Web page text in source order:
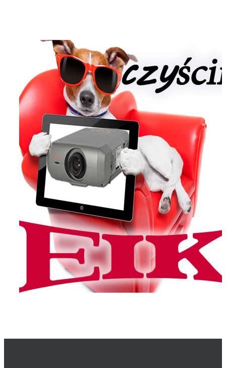
Czyszczenie konserwacja
SX1
Wykonujemy okresowe konserwacje i
projektorów EIKI LC-SX1
Skontaktuj się z nami
32 256 49 59
rafcom@rafcom.eu
Pn-Pt 9-17
Details